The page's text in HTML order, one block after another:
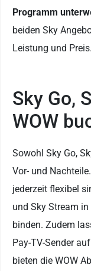
Programm
beiden Sky
Leistung und Preis.
Sky Go,
WOW
Sowohl Sky Go,
Vor- und
jederzeit flexibel
und Sky Stream
binden. Zudem
Pay-TV-Sender
bieten die WOW